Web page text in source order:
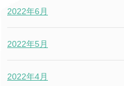
2022年6月
2022年5月
2022年4月